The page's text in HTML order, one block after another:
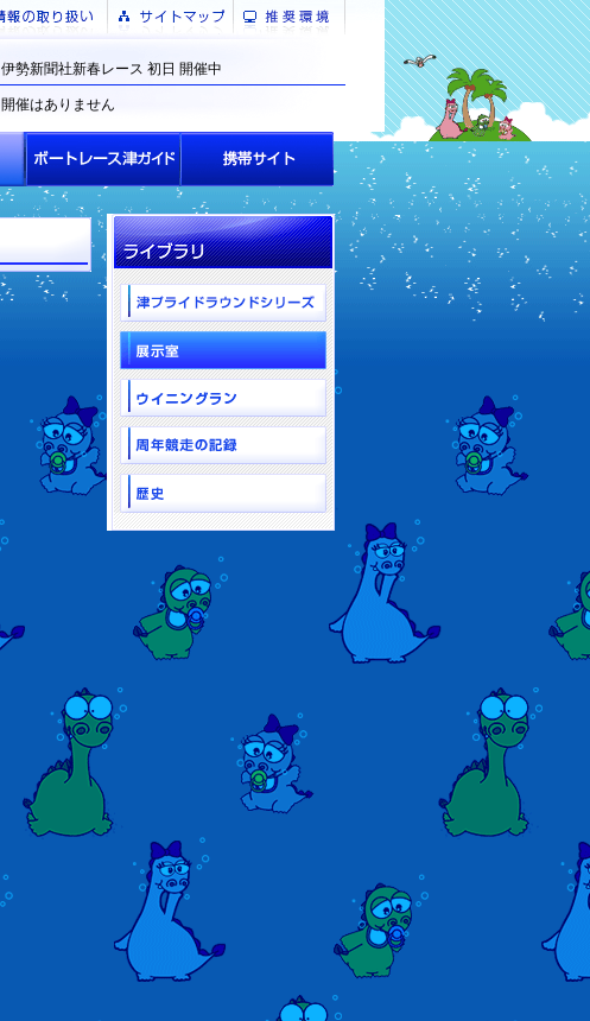
伊勢新聞社新春レース 初日 開催中
開催はありません